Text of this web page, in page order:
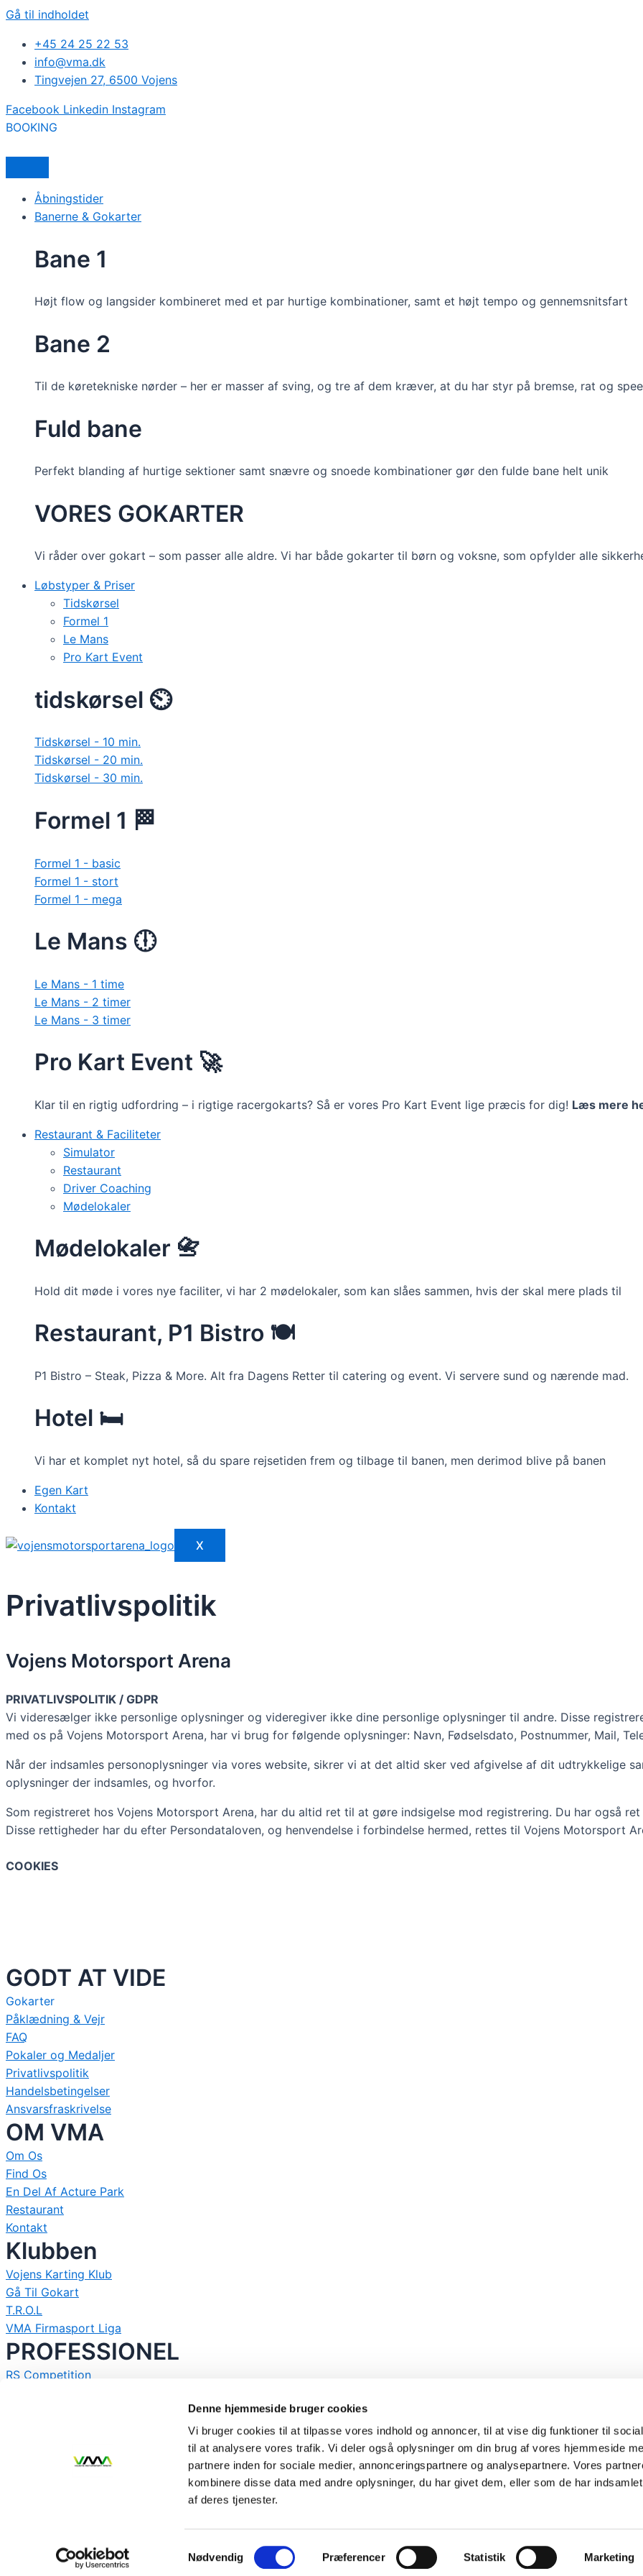
Denne hjemmeside bruger cookies
Vi bruger cookies til at tilpasse vores indhold og annoncer, til at vise dig funktioner til
til at analysere vores trafik. Vi deler også oplysninger om din brug af vores hjemmeside
partnere inden for sociale medier, annonceringspartnere og analysepartnere. Vores
kombinere disse data med andre oplysninger, du har givet dem, eller som de har
af deres tjenester.
Samtykkevalg
Nødvendig Præferencer Statistik Marketing
Gå til indholdet
+45 24 25 22 53
info@vma.dk
Tingvejen 27, 6500 Vojens
Facebook Linkedin Instagram
BOOKING
Åbningstider
Banerne & Gokarter
Bane 1
Højt flow og langsider kombineret med et par hurtige kombinationer, samt et højt tempo og gennemsnitsfart
Bane 2
Til de køretekniske nørder – her er masser af sving, og tre af dem kræver, at du har styr på bremse, rat og
Fuld bane
Perfekt blanding af hurtige sektioner samt snævre og snoede kombinationer gør den fulde bane helt unik
VORES GOKARTER
Vi råder over gokart – som passer alle aldre. Vi har både gokarter til børn og voksne, som opfylder alle
Løbstyper & Priser
Tidskørsel
Formel 1
Le Mans
Pro Kart Event
tidskørsel ⏲️
Tidskørsel - 10 min.
Tidskørsel - 20 min.
Tidskørsel - 30 min.
Formel 1 🏁
Formel 1 - basic
Formel 1 - stort
Formel 1 - mega
Le Mans 🕕
Le Mans - 1 time
Le Mans - 2 timer
Le Mans - 3 timer
Pro Kart Event 🚀
Klar til en rigtig udfordring – i rigtige racergokarts? Så er vores Pro Kart Event lige præcis for dig! Læs mere
Restaurant & Faciliteter
Simulator
Restaurant
Driver Coaching
Mødelokaler
Mødelokaler 📇
Hold dit møde i vores nye faciliter, vi har 2 mødelokaler, som kan slåes sammen, hvis der skal mere plads til
Restaurant, P1 Bistro 🍽️
P1 Bistro – Steak, Pizza & More. Alt fra Dagens Retter til catering og event. Vi servere sund og nærende mad.
Hotel 🛏️
Vi har et komplet nyt hotel, så du spare rejsetiden frem og tilbage til banen, men derimod blive på banen
Egen Kart
Kontakt
X
Privatlivspolitik
Vojens Motorsport Arena
PRIVATLIVSPOLITIK / GDPR
Vi videresælger ikke personlige oplysninger og videregiver ikke dine personlige oplysninger til andre. Disse
med os på Vojens Motorsport Arena, har vi brug for følgende oplysninger: Navn, Fødselsdato, Postnummer, Mail,
Når der indsamles personoplysninger via vores website, sikrer vi at det altid sker ved afgivelse af dit udtrykkelige
oplysninger der indsamles, og hvorfor.
Som registreret hos Vojens Motorsport Arena, har du altid ret til at gøre indsigelse mod registrering. Du har også
Disse rettigheder har du efter Persondataloven, og henvendelse i forbindelse hermed, rettes til Vojens Motorsport
COOKIES
GODT AT VIDE
Gokarter
Påklædning & Vejr
FAQ
Pokaler og Medaljer
Privatlivspolitik
Handelsbetingelser
Ansvarsfraskrivelse
OM VMA
Om Os
Find Os
En Del Af Acture Park
Restaurant
Kontakt
Klubben
Vojens Karting Klub
Gå Til Gokart
T.R.O.L
VMA Firmasport Liga
PROFESSIONEL
RS Competition
Vojens Motorsport Arena er beliggende tæt på Haderslev og kun 10 min. kørsel fra E45